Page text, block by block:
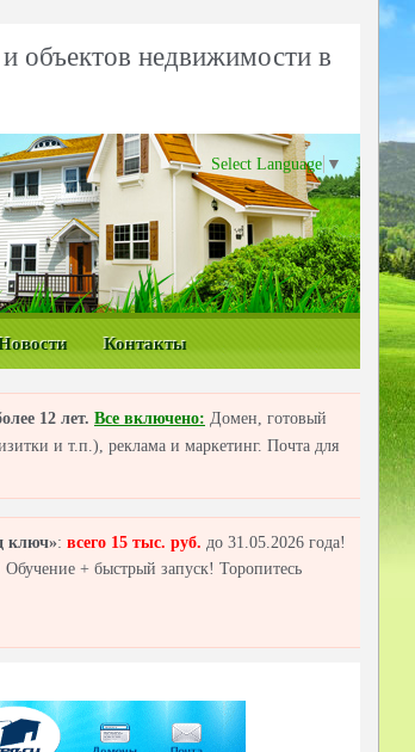
объектов недвижимости в
Select Language ▼
Контакты
12 лет. Все включено: Домен, готовый
и т.п.), реклама и маркетинг. Почта для
ключ»: всего 15 тыс. руб. до 31.05.2026 года!
Обучение + быстрый запуск! Торопитесь